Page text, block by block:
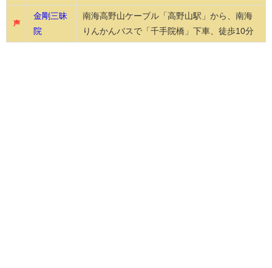
声
金剛三昧
院
南海高野山ケーブル「高野山駅」から、南海
りんかんバスで「千手院橋」下車、徒歩10分